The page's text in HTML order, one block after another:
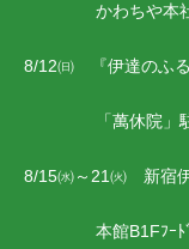
かわちや本
8/12㈰ 『伊達のふる
「萬休院
8/15㈬～21㈫ 新宿伊
本館B1Fﾌｰﾄ